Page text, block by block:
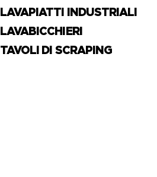
LAVAPIATTI INDUSTRIALI
LAVABICCHIERI
TAVOLI DI SCRAPING